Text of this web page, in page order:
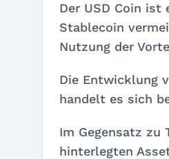
Der USD Coin ist
Stablecoin
Nutzung der
Die Entwicklung
handelt es sich
Im Gegensatz zu
hinterlegten